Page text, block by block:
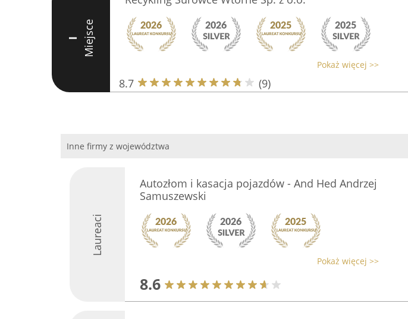
I Miejsce
Pokaż więcej >>
8.7 (9)
Inne firmy z województwa
Laureaci
Autozłom i kasacja pojazdów - And Hed Andrzej
Samuszewski
Pokaż więcej >>
8.6